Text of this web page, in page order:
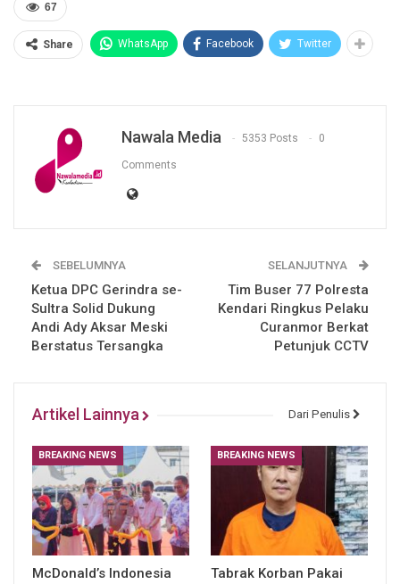
67
Share WhatsApp Facebook Twitter
Nawala Media 5353 Posts 0
Comments
SEBELUMNYA
Ketua DPC Gerindra se-
Sultra Solid Dukung
Andi Ady Aksar Meski
Berstatus Tersangka
SELANJUTNYA
Tim Buser 77 Polresta
Kendari Ringkus Pelaku
Curanmor Berkat
Petunjuk CCTV
Artikel Lainnya Dari Penulis
BREAKING NEWS
McDonald’s Indonesia
BREAKING NEWS
Tabrak Korban Pakai